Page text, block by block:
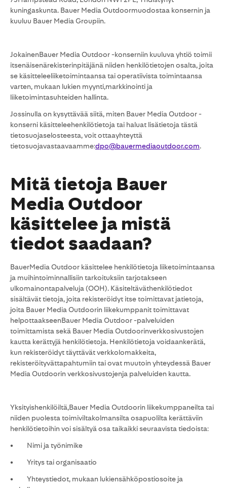
kuningaskunta. Bauer Media Outdoormuodostaa konsernin ja
kuuluu Bauer Media Groupiin.
JokainenBauer Media Outdoor -konserniin kuuluva yhtiö toimii
itsenäisenärekisterinpitäjänä niiden henkilötietojen osalta, joita
se käsitteleeliiketoimintaansa tai operatiivista toimintaansa
varten, mukaan lukien myynti,markkinointi ja
liiketoimintasuhteiden hallinta.
Jossinulla on kysyttävää siitä, miten Bauer Media Outdoor -
konserni käsitteleehenkilötietoja tai haluat lisätietoja tästä
tietosuojaselosteesta, voit ottaayhteyttä
tietosuojavastaavaamme:dpo@bauermediaoutdoor.com.
Mitä tietoja Bauer
Media Outdoor
käsittelee ja mistä
tiedot saadaan?
BauerMedia Outdoor käsittelee henkilötietoja liiketoimintaansa
ja muihintoiminnallisiin tarkoituksiin tarjotakseen
ulkomainontapalveluja (OOH). Käsiteltäväthenkilötiedot
sisältävät tietoja, joita rekisteröidyt itse toimittavat jatietoja,
joita Bauer Media Outdoorin liikekumppanit toimittavat
helpottaakseenBauer Media Outdoor -palveluiden
toimittamista sekä Bauer Media Outdoorinverkkosivustojen
kautta kerättyjä henkilötietoja. Henkilötietoja voidaankerätä,
kun rekisteröidyt täyttävät verkkolomakkeita,
rekisteröityvättapahtumiin tai ovat muutoin yhteydessä Bauer
Media Outdoorin verkkosivustojenja palveluiden kautta.
Yksityishenkilöiltä,Bauer Media Outdoorin liikekumppaneilta tai
niiden puolesta toimiviltakolmansilta osapuolilta kerättäviin
henkilötietoihin voi sisältyä osa taikaikki seuraavista tiedoista:
• Nimi ja työnimike
• Yritys tai organisaatio
• Yhteystiedot, mukaan lukiensähköpostiosoite ja